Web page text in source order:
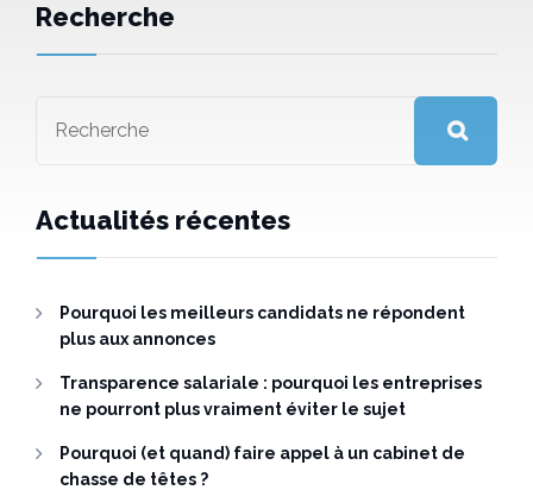
Recherche
Actualités récentes
Pourquoi les meilleurs candidats ne répondent
plus aux annonces
Transparence salariale : pourquoi les entreprises
ne pourront plus vraiment éviter le sujet
Pourquoi (et quand) faire appel à un cabinet de
chasse de têtes ?